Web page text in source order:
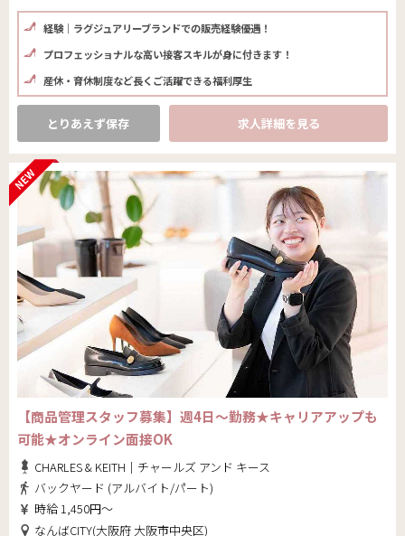
経験｜ラグジュアリーブランドでの販売経験優遇！
プロフェッショナルな高い接客スキルが身に付きます！
産休・育休制度など長くご活躍できる福利厚生
とりあえず保存 求人詳細を見る
【商品管理スタッフ募集】週4日～勤務★キャリアアップも
可能★オンライン面接OK
CHARLES & KEITH｜チャールズ アンド キース
バックヤード (アルバイト/パート)
時給 1,450円～
なんばCITY(大阪府 大阪市中央区)